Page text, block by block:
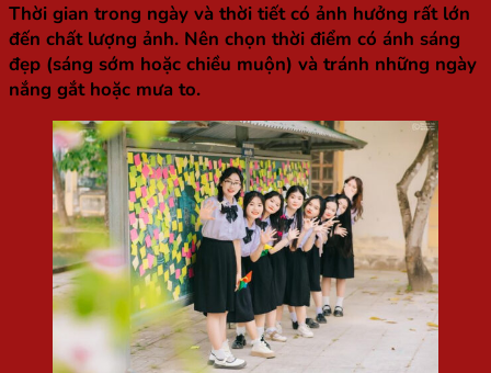
Thời gian trong ngày và thời tiết có ảnh hưởng rất lớn
đến chất lượng ảnh. Nên chọn thời điểm có ánh sáng
đẹp (sáng sớm hoặc chiều muộn) và tránh những ngày
nắng gắt hoặc mưa to.